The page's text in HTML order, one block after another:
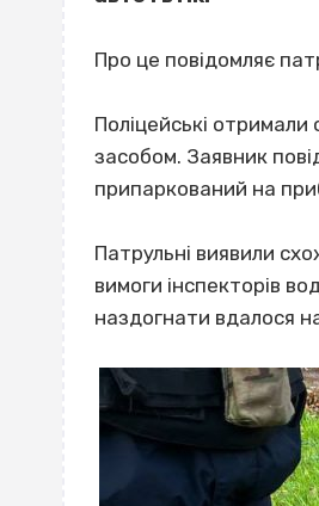
Про це повідомляє
Поліцейські
засобом. Заявник
припаркований на
Патрульні виявили
вимоги інспекторів
наздогнати вдалося